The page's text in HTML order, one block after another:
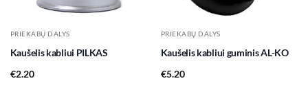
PRIEKABŲ DALYS
Kaušelis kabliui PILKAS
€2.20
PRIEKABŲ DALYS
Kaušelis kabliui guminis AL-KO
€5.20